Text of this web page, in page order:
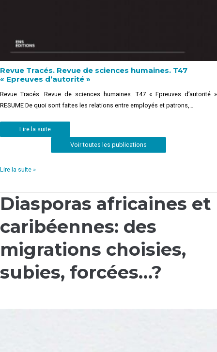
Revue Tracés. Revue de sciences humaines. T47
« Epreuves d’autorité »
Revue Tracés. Revue de sciences humaines. T47 « Epreuves d’autorité »
RESUME De quoi sont faites les relations entre employés et patrons,…
Lire la suite
Voir toutes les publications
Lire la suite »
Diasporas africaines et
caribéennes: des
migrations choisies,
subies, forcées…?
Diasporas
africaines
caribéennes:
migrations
choisies,
subies,